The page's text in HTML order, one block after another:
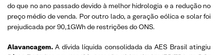
do que no ano passado devido à melhor hidrologia e a redução no
preço médio de venda. Por outro lado, a geração eólica e solar foi
prejudicada por 90,1GWh de restrições do ONS.
Alavancagem. A dívida líquida consolidada da AES Brasil atingiu